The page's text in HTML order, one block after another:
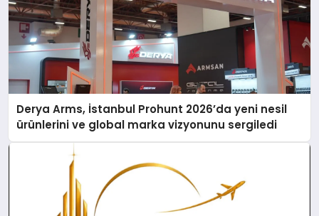
Derya Arms, İstanbul Prohunt 2026’da yeni nesil
ürünlerini ve global marka vizyonunu sergiledi